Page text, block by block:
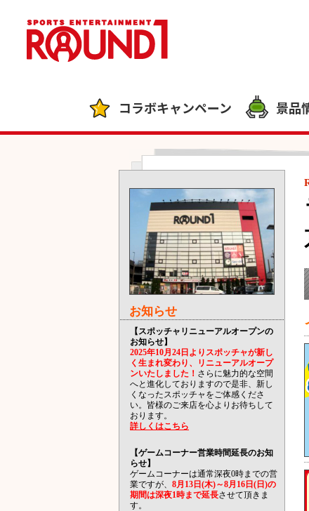
コラボキャンペーン 景品
お知らせ
【スポッチャリニューアルオープンの
お知らせ】
2025年10月24日よりスポッチャが新し
く生まれ変わり、リニューアルオープ
ンいたしました！ さらに魅力的な空間
へと進化しておりますので是非、新し
くなったスポッチャをご体感くださ
い。皆様のご来店を心よりお待ちして
おります。
詳しくはこちら
【ゲームコーナー営業時間延長のお知
らせ】
ゲームコーナーは通常深夜0時までの営
業ですが、 8月13日(木)～8月16日(日)の
期間は深夜1時まで延長させて頂きま
す。